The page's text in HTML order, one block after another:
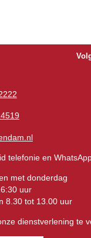
telefonie en
met donderdag
uur
8.30 tot 13.00 uur
dienstverlening te